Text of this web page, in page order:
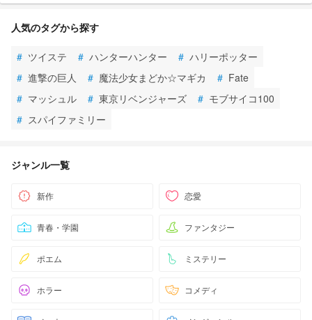
人気のタグから探す
# ツイステ # ハンターハンター # ハリーポッター
# 進撃の巨人 # 魔法少女まどか☆マギカ # Fate
# マッシュル # 東京リベンジャーズ # モブサイコ100
# スパイファミリー
ジャンル一覧
新作 恋愛
青春・学園 ファンタジー
ポエム ミステリー
ホラー コメディ